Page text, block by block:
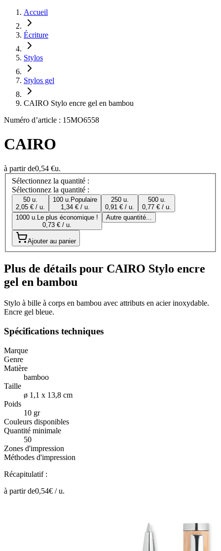
Accueil
Écriture
Stylos
Stylos gel
CAIRO Stylo encre gel en bambou
Numéro d’article : 15MO6558
CAIRO
à partir de0,54 €u.
Sélectionnez la quantité :
Sélectionnez la quantité :
50 u.
2,05 € / u.
100 u. Populaire
1,34 € / u.
250 u.
0,91 € / u.
500 u.
0,77 € / u.
1000 u. Le plus économique !
0,73 € / u.
Autre quantité...
Ajouter au panier
Plus de détails pour CAIRO Stylo encre
gel en bambou
Stylo à bille à corps en bambou avec attributs en acier inoxydable.
Encre gel bleue.
Spécifications techniques
Marque
Genre
Matière
bamboo
Taille
ø 1,1 x 13,8 cm
Poids
10 gr
Couleurs disponibles
Quantité minimale
50
Zones d'impression
Méthodes d'impression
Récapitulatif :
à partir de0,54€ /u.